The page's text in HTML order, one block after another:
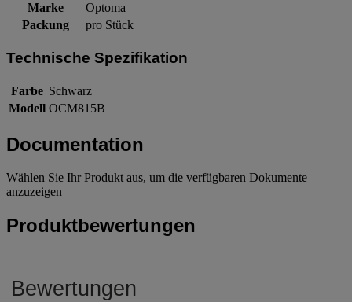
Marke
Optoma
Packung
pro Stück
Technische Spezifikation
Farbe Schwarz
Modell OCM815B
Documentation
Wählen Sie Ihr Produkt aus, um die verfügbaren Dokumente
anzuzeigen
Produktbewertungen